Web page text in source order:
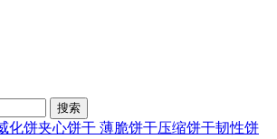
化饼夹心饼干 薄脆饼干压缩饼干韧性饼